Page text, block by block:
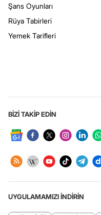
Şans Oyunları
Rüya Tabirleri
Yemek Tarifleri
BİZİ TAKİP EDİN
UYGULAMAMIZI İNDİRİN